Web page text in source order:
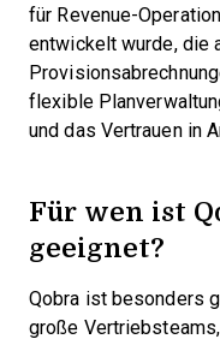
für Revenue-
entwickelt wurde, die
flexible
und das Vertrauen in
Für wen ist
geeignet?
Qobra ist besonders
große